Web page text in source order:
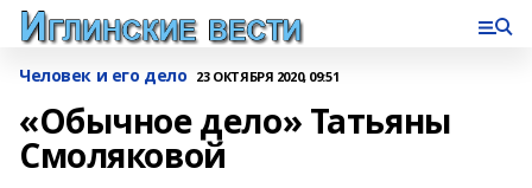
Человек и его дело 23 ОКТЯБРЯ 2020, 09:51
«Обычное дело» Татьяны
Смоляковой